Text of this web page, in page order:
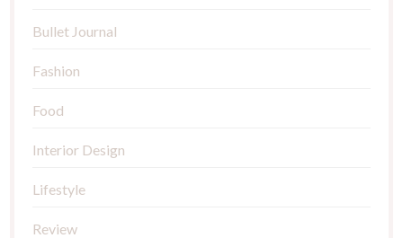
Bullet Journal
Fashion
Food
Interior Design
Lifestyle
Review